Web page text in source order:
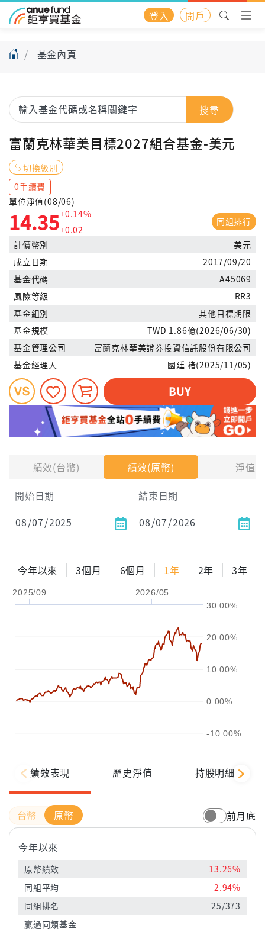
登入 開戶
基金內頁
績效(台幣) 績效(原幣)
淨值
開始日期
結束日期
今年以來 3個月 6個月 1年 2年 3年
2025/09 2026/05
-10.00%
0.00%
10.00%
20.00%
30.00%
搜尋
富蘭克林華美目標2027組合基金-美元
切換級別
0手續費
單位淨值(08/06)
14.35+0.14%
+0.02
同組排行
計價幣別
美元
成立日期
2017/09/20
基金代碼
A45069
風險等級
RR3
基金組別
其他目標期限
基金規模
TWD 1.86億(2026/06/30)
基金管理公司
富蘭克林華美證券投資信託股份有限公司
基金經理人
國廷 褚(2025/11/05)
BUY
績效表現 歷史淨值 持股明細
原幣 前月底
今年以來
原幣績效
13.26%
同組平均
2.94%
同組排名
25/373
贏過同類基金